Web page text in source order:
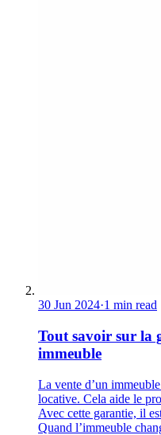
30 Jun 2024·1 min read
Tout savoir sur la
immeuble
La vente d’un
locative. Cela aide le
Avec cette garantie, il
Quand l’immeuble